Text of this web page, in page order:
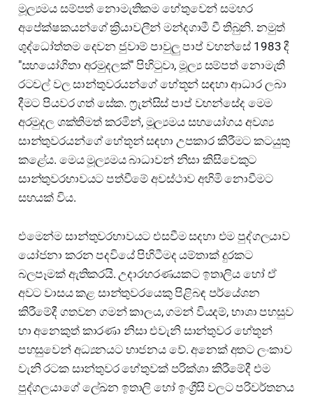
මූල්‍යමය සම්පත් නොමැතිකම හේතුවෙන් සමහර
අපේක්ෂකයන්ගේ ක්‍රියාවලීන් මන්දගාමී වී තිබුනි. නමුත්
ශුද්ධෝත්තම දෙවන ජුවාම් පාවුලු පාප් වහන්සේ 1983 දී
"සහයෝගිතා අරමුදලක්" පිහිටුවා, මූල්‍ය සම්පත් නොමැති
රටවල් වල සාන්තුවරයන්ගේ හේතූන් සඳහා ආධාර ලබා
දීමට පියවර ගත් සේක. ෆ්‍රැන්සිස් පාප් වහන්සේද මෙම
අරමුදල ශක්තිමත් කරමින්, මූල්‍යමය සහයෝගය අවශ්‍ය
සාන්තුවරයන්ගේ හේතූන් සඳහා උපකාර කිරීමට කටයුතු
කළේය. මෙය මූල්‍යමය බාධාවන් නිසා කිසිවෙකුට
සාන්තුවරභාවයට පත්වීමේ අවස්ථාව අහිමි නොවීමට
සහයක් විය.
එමෙන්ම සාන්තුවරභාවයට එසවීම සදහා එම පුද්ගලයාව
යෝජනා කරන පදවියේ පිහිටීමද යම්තාක් දුරකට
බලපෑමක් ඇතිකරයි. උදාරහරණයකට ඉතාලිය හෝ ඒ
අවට වාසය කළ සාන්තුවරයෙකු පිළිබඳ පර්යේශන
කිරීමේදී ගතවන ගමන් කාලය, ගමන් වියදම්, භාශා පහසුව
හා අනෙකුත් කාරණා නිසා එවැනි සාන්තුවර හේතූන්
පහසුවෙන් අධ්‍යනයට භාජනය වේ. අනෙක් අතට ලංකාව
වැනි රටක සාන්තුවර හේතුවක් පරික්ශා කිරීමේදී එම
පුද්ගලයාගේ ලේඛන ඉතාලි හෝ ඉංග්‍රීසි වලට පරිවර්තනය